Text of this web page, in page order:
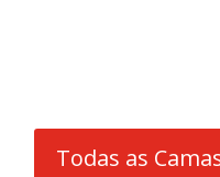
Todas as